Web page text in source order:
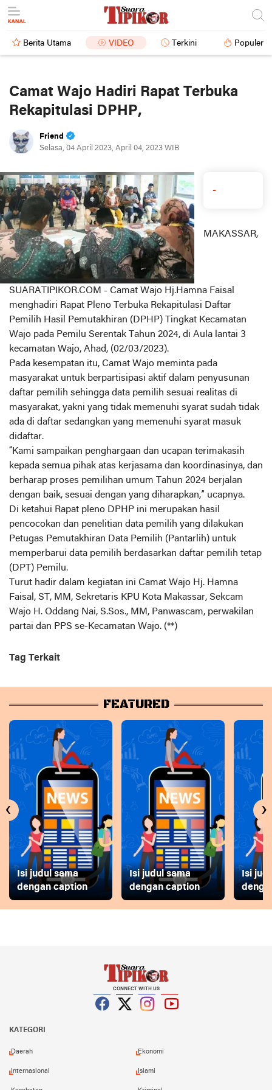
Berita Utama VIDEO Terkini Populer
Camat Wajo Hadiri Rapat Terbuka
Rekapitulasi DPHP,
Friend
Selasa, 04 April 2023, April 04, 2023 WIB
-
MAKASSAR,
SUARATIPIKOR.COM - Camat Wajo Hj.Hamna Faisal
menghadiri Rapat Pleno Terbuka Rekapitulasi Daftar
Pemilih Hasil Pemutakhiran (DPHP) Tingkat Kecamatan
Wajo pada Pemilu Serentak Tahun 2024, di Aula lantai 3
kecamatan Wajo, Ahad, (02/03/2023).
Pada kesempatan itu, Camat Wajo meminta pada
masyarakat untuk berpartisipasi aktif dalam penyusunan
daftar pemilih sehingga data pemilih sesuai realitas di
masyarakat, yakni yang tidak memenuhi syarat sudah tidak
ada di daftar sedangkan yang memenuhi syarat masuk
didaftar.
“Kami sampaikan penghargaan dan ucapan terimakasih
kepada semua pihak atas kerjasama dan koordinasinya, dan
berharap proses pemilihan umum Tahun 2024 berjalan
dengan baik, sesuai dengan yang diharapkan,” ucapnya.
Di ketahui Rapat pleno DPHP ini merupakan hasil
pencocokan dan penelitian data pemilih yang dilakukan
Petugas Pemutakhiran Data Pemilih (Pantarlih) untuk
memperbarui data pemilih berdasarkan daftar pemilih tetap
(DPT) Pemilu.
Turut hadir dalam kegiatan ini Camat Wajo Hj. Hamna
Faisal, ST, MM, Sekretaris KPU Kota Makassar, Sekcam
Wajo H. Oddang Nai, S.Sos., MM, Panwascam, perwakilan
partai dan PPS se-Kecamatan Wajo. (**)
Tag Terkait
FEATURED
Isi judul sama
dengan caption
Isi judul sama
dengan caption
Isi
‹ ›
CONNECT WITH US
KATEGORI
Daerah Ekonomi
Internasional Islami